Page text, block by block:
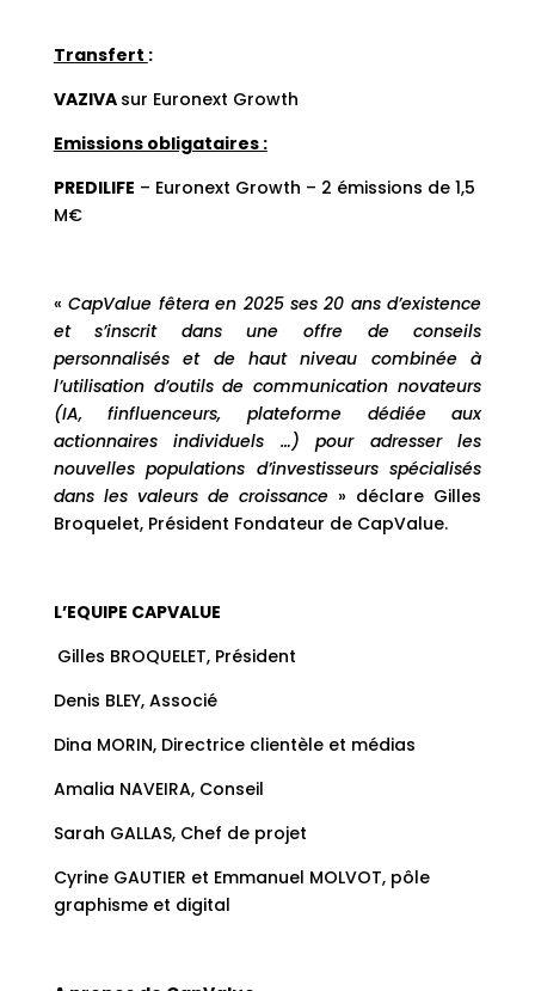
Transfert :
VAZIVA sur Euronext Growth
Emissions obligataires :
PREDILIFE – Euronext Growth – 2 émissions de 1,5
M€
«CapValue fêtera en 2025 ses 20 ans d’existence
et s’inscrit dans une offre de conseils
personnalisés et de haut niveau combinée à
l’utilisation d’outils de communication novateurs
(IA, finfluenceurs, plateforme dédiée aux
actionnaires individuels …) pour adresser les
nouvelles populations d’investisseurs spécialisés
dans les valeurs de croissance » déclare Gilles
Broquelet, Président Fondateur de CapValue.
L’EQUIPE CAPVALUE
Gilles BROQUELET, Président
Denis BLEY, Associé
Dina MORIN, Directrice clientèle et médias
Amalia NAVEIRA, Conseil
Sarah GALLAS, Chef de projet
Cyrine GAUTIER et Emmanuel MOLVOT, pôle
graphisme et digital